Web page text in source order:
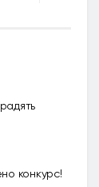
конкурс!